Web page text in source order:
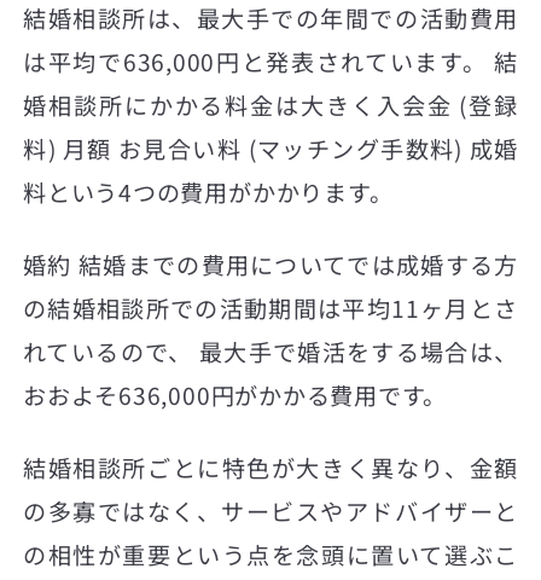
結婚相談所は、最大手での年間での活動費用
は平均で636,000円と発表されています。 結
婚相談所にかかる料金は大きく入会金 (登録
料) 月額 お見合い料 (マッチング手数料) 成婚
料という4つの費用がかかります。
婚約 結婚までの費用についてでは成婚する方
の結婚相談所での活動期間は平均11ヶ月とさ
れているので、 最大手で婚活をする場合は、
おおよそ636,000円がかかる費用です。
結婚相談所ごとに特色が大きく異なり、金額
の多寡ではなく、サービスやアドバイザーと
の相性が重要という点を念頭に置いて選ぶこ